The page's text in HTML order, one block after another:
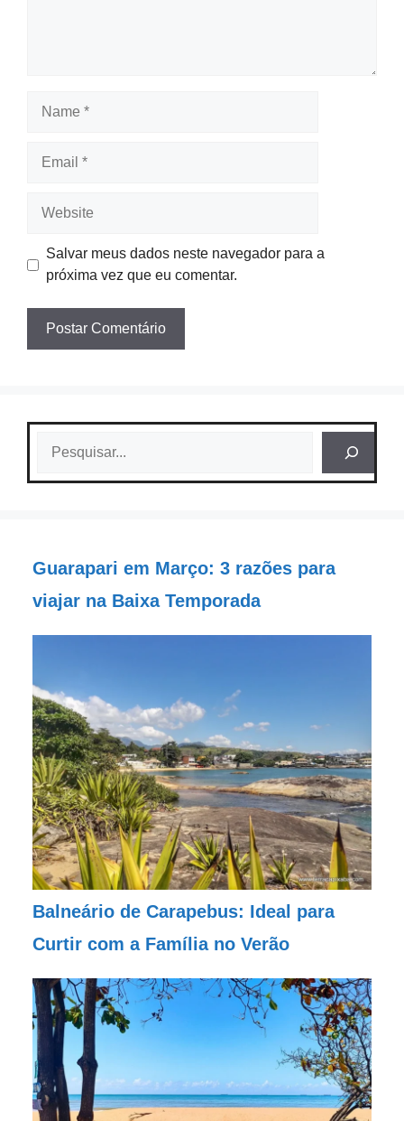
Salvar meus dados neste navegador para a
próxima vez que eu comentar.
Guarapari em Março: 3 razões para
viajar na Baixa Temporada
Balneário de Carapebus: Ideal para
Curtir com a Família no Verão